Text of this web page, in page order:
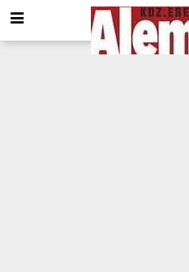
google.com, pub-